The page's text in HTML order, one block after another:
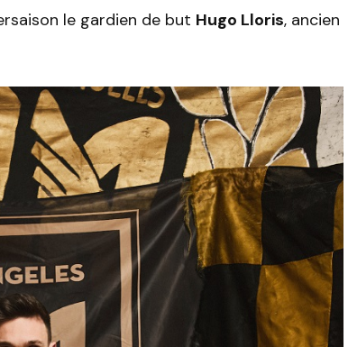
le gardien de but Hugo Lloris, ancien